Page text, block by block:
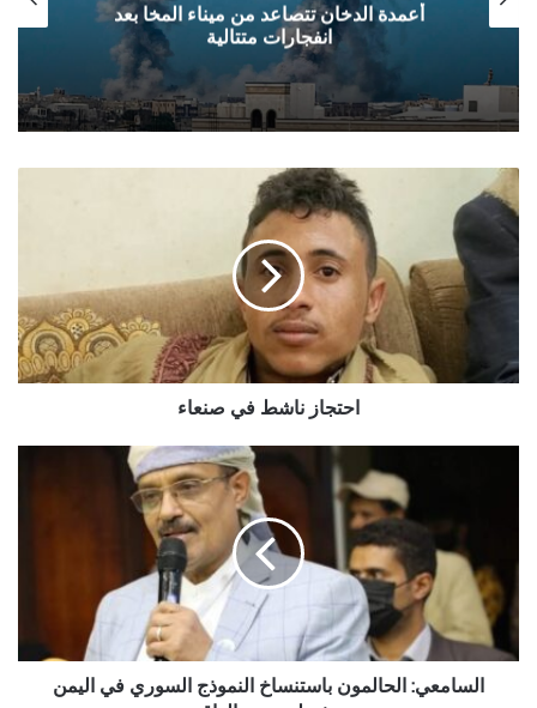
أعمدة الدخان تتصاعد من ميناء المخا بعد
انفجارات متتالية
احتجاز
ناشط
في
احتجاز ناشط في صنعاء
السوري
في
اليمن
منفصلون
عن
الواقعالسامعي: الحالمون باستنساخ النموذج السوري في اليمن